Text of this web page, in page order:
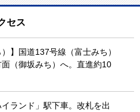
セス
】国道137号線（富士みち）
面（御坂みち）へ。直進約10
ランド」駅下車。改札を出